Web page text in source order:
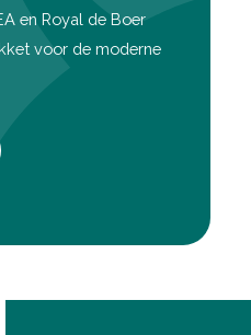
en Royal de Boer
voor de moderne